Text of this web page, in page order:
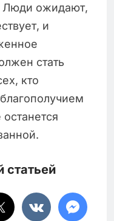
Люди ожидают,
и
стать
кто
статьей